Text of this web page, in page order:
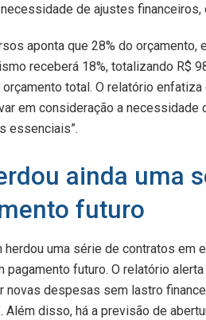
de ajustes
aponta que 28% do orçamento,
receberá 18%, totalizando R$
total. O relatório
em consideração a
essenciais”.
ainda uma
futuro
uma série de contratos em
pagamento futuro. O relatório
novas despesas sem lastro
Além disso, há a previsão de